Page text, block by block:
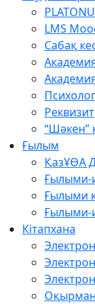
LMS
Сабақ
Реквизит
“Шәкен”
Ғылым
ҚазҰӨА
Ғылыми-
Ғылыми
Ғылыми-
Кітапхана